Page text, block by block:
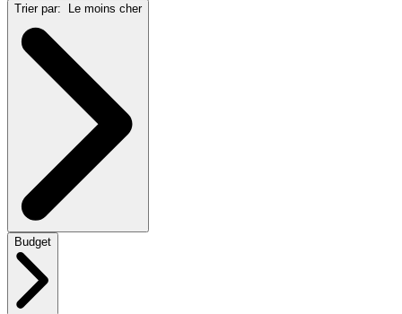
Trier par: Le moins cher
Budget